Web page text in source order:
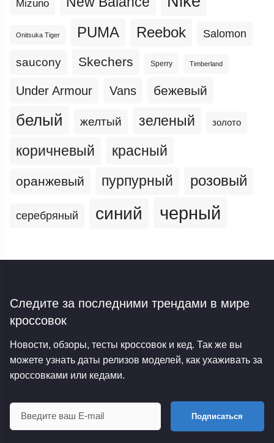
Mizuno
Onitsuka Tiger PUMA Reebok Salomon
saucony Skechers Sperry Timberland
Under Armour Vans бежевый
белый желтый зеленый золото
коричневый красный
оранжевый пурпурный розовый
серебряный синий черный
Следите за последними трендами в мире
кроссовок
Новости, обзоры, тесты кроссовок и кед. Так же вы
можете узнать даты релизов моделей, как ухаживать за
кроссовками или кедами.
Подписаться